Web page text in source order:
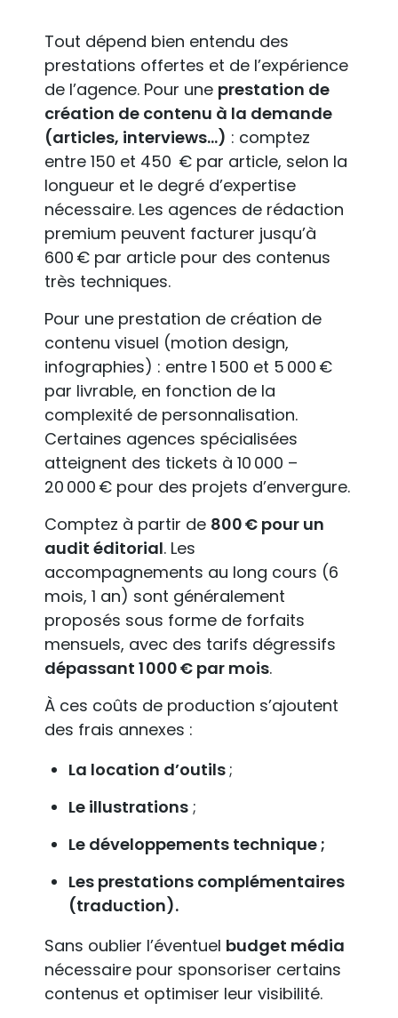
Tout dépend bien entendu des
prestations offertes et de l’expérience
de l’agence. Pour une prestation de
création de contenu à la demande
(articles, interviews…) : comptez
entre 150 et 450 € par article, selon la
longueur et le degré d’expertise
nécessaire. Les agences de rédaction
premium peuvent facturer jusqu’à
600 € par article pour des contenus
très techniques.
Pour une prestation de création de
contenu visuel (motion design,
infographies) : entre 1 500 et 5 000 €
par livrable, en fonction de la
complexité de personnalisation.
Certaines agences spécialisées
atteignent des tickets à 10 000 –
20 000 € pour des projets d’envergure.
Comptez à partir de 800 € pour un
audit éditorial. Les
accompagnements au long cours (6
mois, 1 an) sont généralement
proposés sous forme de forfaits
mensuels, avec des tarifs dégressifs
dépassant 1 000 € par mois.
À ces coûts de production s’ajoutent
des frais annexes :
La location d’outils;
Le illustrations ;
Le développements technique ;
Les prestations complémentaires
(traduction).
Sans oublier l’éventuel budget média
nécessaire pour sponsoriser certains
contenus et optimiser leur visibilité.